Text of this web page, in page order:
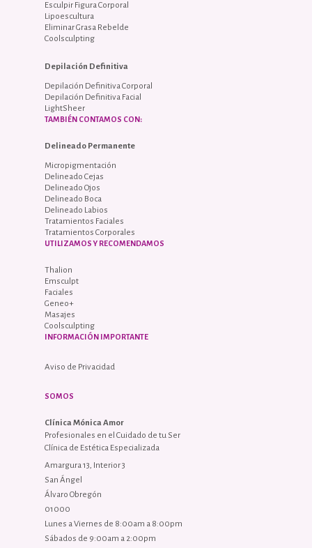
Esculpir Figura Corporal
Lipoescultura
Eliminar Grasa Rebelde
Coolsculpting
Depilación Definitiva
Depilación Definitiva Corporal
Depilación Definitiva Facial
LightSheer
TAMBIÉN CONTAMOS CON:
Delineado Permanente
Micropigmentación
Delineado Cejas
Delineado Ojos
Delineado Boca
Delineado Labios
Tratamientos Faciales
Tratamientos Corporales
UTILIZAMOS Y RECOMENDAMOS
Thalion
Emsculpt
Faciales
Geneo+
Masajes
Coolsculpting
INFORMACIÓN IMPORTANTE
Aviso de Privacidad
SOMOS
Clínica Mónica Amor
Profesionales en el Cuidado de tu Ser
Clínica de Estética Especializada
Amargura 13, Interior 3
San Ángel
Álvaro Obregón
01000
Lunes a Viernes de 8:00am a 8:00pm
Sábados de 9:00am a 2:00pm